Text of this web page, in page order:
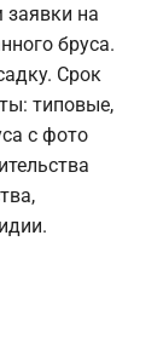
заявки на
бруса.
Срок
типовые,
с фото